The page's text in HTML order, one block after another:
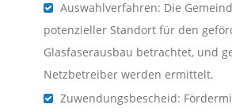
Auswahlverfahren: Die
potenzieller Standort für den
Glasfaserausbau betrachtet, und
Netzbetreiber werden ermittelt.
Zuwendungsbescheid: